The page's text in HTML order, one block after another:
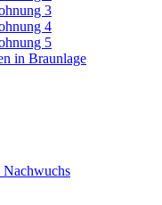
3
4
5
in Braunlage
Nachwuchs